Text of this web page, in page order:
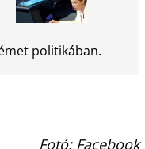
politikában.
Fotó: Facebook